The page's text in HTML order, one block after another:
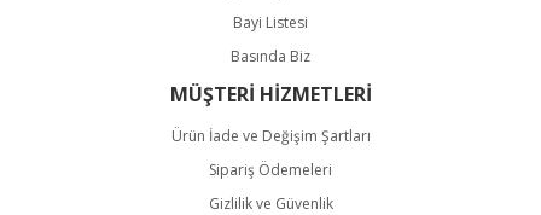
Bayi Listesi
Basında Biz
MÜŞTERİ HİZMETLERİ
Ürün İade ve Değişim Şartları
Sipariş Ödemeleri
Gizlilik ve Güvenlik